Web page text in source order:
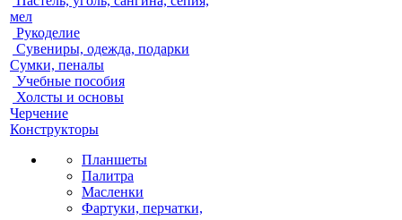
мел
Рукоделие
Сувениры, одежда, подарки
Сумки, пеналы
Учебные пособия
Холсты и основы
Черчение
Конструкторы
Планшеты
Палитра
Масленки
Фартуки, перчатки,